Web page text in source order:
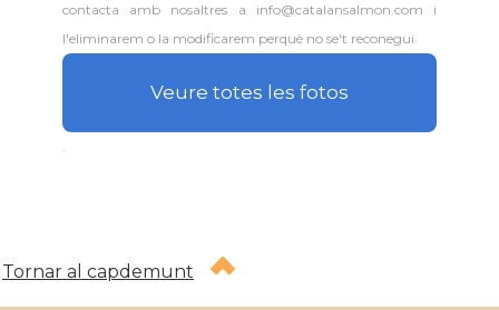
contacta amb nosaltres a info@catalansalmon.com i
l'eliminarem o la modificarem perquè no se't reconegui.
Veure totes les fotos
Tornar al capdemunt